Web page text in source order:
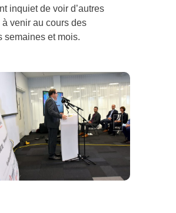
inquiet de voir d’autres
à venir au cours des
semaines et mois.
Next